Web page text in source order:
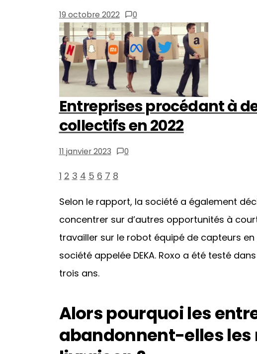
19 octobre 2022 0
Entreprises procédant à
collectifs en 2022
11 janvier 2023 0
1 2 3 4 5 6 7 8
Selon le rapport, la société a également
concentrer sur d’autres opportunités à
travailler sur le robot équipé de capteurs
société appelée DEKA. Roxo a été testé
trois ans.
Alors pourquoi les
abandonnent-elles les